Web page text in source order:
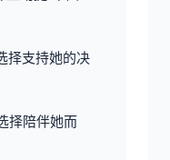
择支持她的决
择陪伴她而